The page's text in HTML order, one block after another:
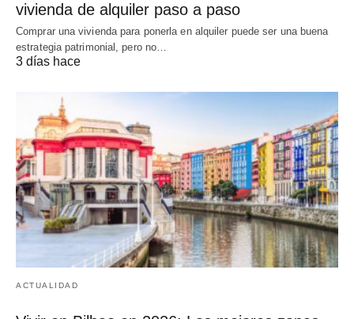
vivienda de alquiler paso a paso
Comprar una vivienda para ponerla en alquiler puede ser una buena
estrategia patrimonial, pero no…
3 días hace
ACTUALIDAD